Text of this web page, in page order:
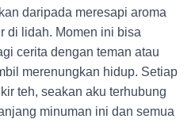
daripada meresapi aroma
di lidah. Momen ini bisa
cerita dengan teman atau
merenungkan hidup. Setiap
teh, seakan aku terhubung
minuman ini dan semua